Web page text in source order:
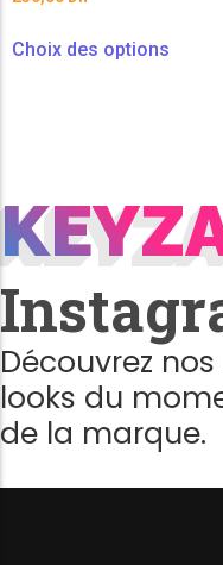
Choix des options
Découvrez
looks du
de la marque.